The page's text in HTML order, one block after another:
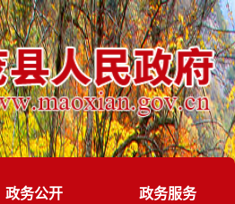
政务公开 政务服务